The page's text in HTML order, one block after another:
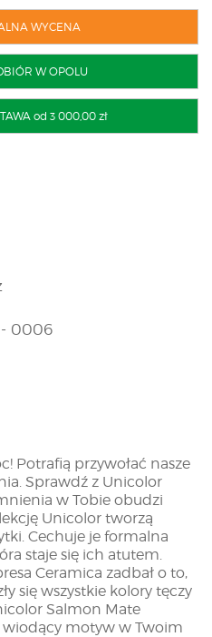
WYCENA
W OPOLU
od 3 000,00 zł
- 0006
Potrafią przywołać nasze
Sprawdź z Unicolor
w Tobie obudzi
Unicolor tworzą
Cechuje je formalna
staje się ich atutem.
Ceramica zadbał o to,
się wszystkie kolory tęczy
Salmon Mate
wiodący motyw w Twoim